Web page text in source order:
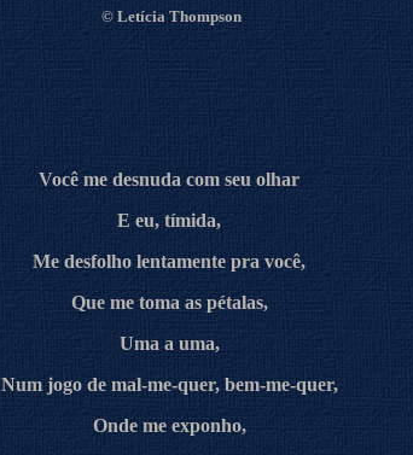
©Letícia Thompson
Você me desnuda com seu olhar
E eu, tímida,
Me desfolho lentamente pra você,
Que me toma as pétalas,
Uma a uma,
Num jogo de mal-me-quer, bem-me-quer,
Onde me exponho,